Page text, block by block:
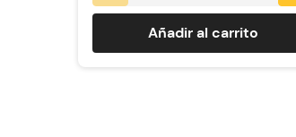
Añadir al carrito